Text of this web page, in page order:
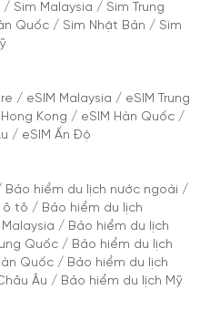
/ Sim Malaysia / Sim Trung
Quốc / Sim Nhật Bản / Sim
/ eSIM Malaysia / eSIM Trung
Kong / eSIM Hàn Quốc /
/ eSIM Ấn Độ
Bảo hiểm du lịch nước ngoài /
ô tô / Bảo hiểm du lịch
/ Bảo hiểm du lịch
Quốc / Bảo hiểm du lịch
Quốc / Bảo hiểm du lịch
Âu / Bảo hiểm du lịch Mỹ